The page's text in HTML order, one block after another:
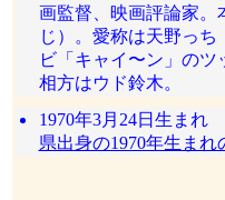
画監督、映画評論家。
じ）。愛称は天野っ
ビ「キャイ〜ン」のツ
相方はウド鈴木。
1970年3月24日生まれ
県出身の1970年生まれ